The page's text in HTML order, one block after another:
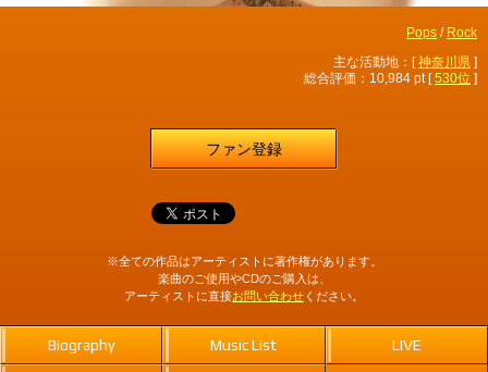
Pops / Rock
主な活動地：[神奈川県 ]
総合評価：10,984 pt [530位 ]
ファン登録
※全ての作品はアーティストに著作権があります。
楽曲のご使用やCDのご購入は、
アーティストに直接お問い合わせ ください。
Biography Music List LIVE